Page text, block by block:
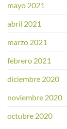
mayo 2021
abril 2021
marzo 2021
febrero 2021
diciembre 2020
noviembre 2020
octubre 2020